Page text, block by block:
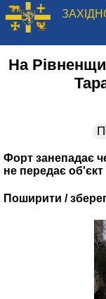
На
Форт занепадає
не передає об'єкт
Поширити /